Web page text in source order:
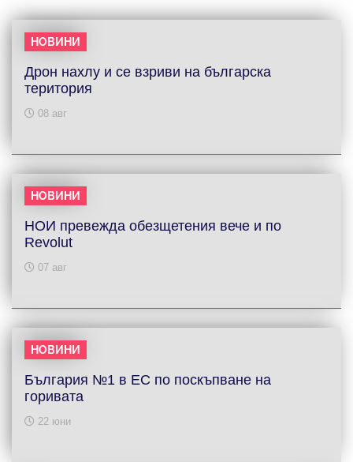
НОВИНИ
Дрон нахлу и се взриви на българска
територия
08 авг
НОВИНИ
НОИ превежда обезщетения вече и по
Revolut
07 авг
НОВИНИ
България №1 в ЕС по поскъпване на
горивата
22 юни